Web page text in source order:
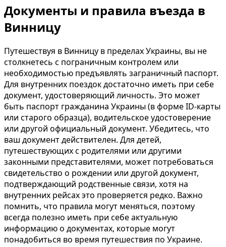
Документы и правила въезда в
Винницу
Путешествуя в Винницу в пределах Украины, вы не
столкнетесь с пограничным контролем или
необходимостью предъявлять заграничный паспорт.
Для внутренних поездок достаточно иметь при себе
документ, удостоверяющий личность. Это может
быть паспорт гражданина Украины (в форме ID-карты
или старого образца), водительское удостоверение
или другой официальный документ. Убедитесь, что
ваш документ действителен. Для детей,
путешествующих с родителями или другими
законными представителями, может потребоваться
свидетельство о рождении или другой документ,
подтверждающий родственные связи, хотя на
внутренних рейсах это проверяется редко. Важно
помнить, что правила могут меняться, поэтому
всегда полезно иметь при себе актуальную
информацию о документах, которые могут
понадобиться во время путешествия по Украине.